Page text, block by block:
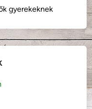
gyerekeknek